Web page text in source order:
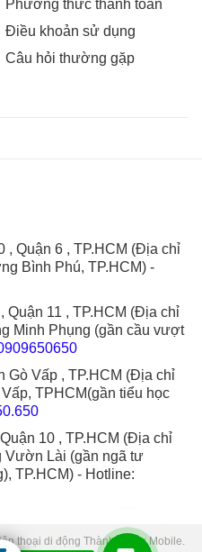
Phương thức thanh toán
Điều khoản sử dụng
Câu hỏi thường gặp
, Quận 6 , TP.HCM (Địa chỉ
Bình Phú, TP.HCM) -
11 , TP.HCM (Địa chỉ
Minh Phụng (gần cầu vượt
Gò Vấp , TP.HCM (Địa chỉ
TPHCM(gần tiểu học
10 , TP.HCM (Địa chỉ
Lài (gần ngã tư
TP.HCM) - Hotline:
thoại di động Thành Trung Mobile.